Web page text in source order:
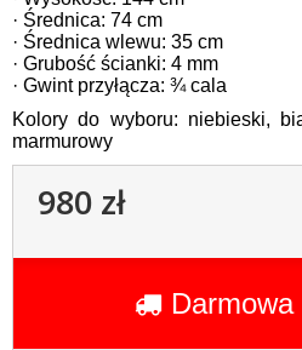
· Średnica: 74 cm
· Średnica wlewu: 35 cm
· Grubość ścianki: 4 mm
· Gwint przyłącza: ¾ cala
Kolory do wyboru: niebieski,
marmurowy
980 zł